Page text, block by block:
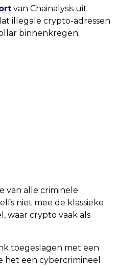
van Chainalysis uit
illegale crypto-adressen
binnenkregen.
van alle criminele
niet mee de klassieke
waar crypto vaak als
toegeslagen met een
het een cybercrimineel